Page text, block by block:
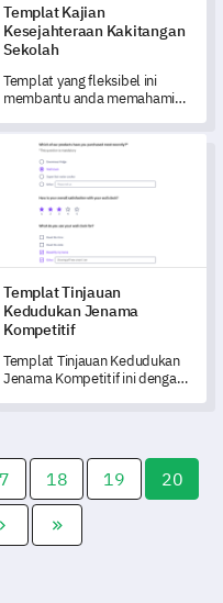
Templat Kajian
Kesejahteraan Kakitangan
Sekolah
Templat yang fleksibel ini
membantu anda memahami
sekolah anda dan mengenal
pasti kawasan yang perlu
diperbaiki.
Templat Tinjauan
Templat Tinjauan
Kedudukan Jenama
Kompetitif
Templat Tinjauan Kedudukan
Jenama Kompetitif ini dengan
18 19 20